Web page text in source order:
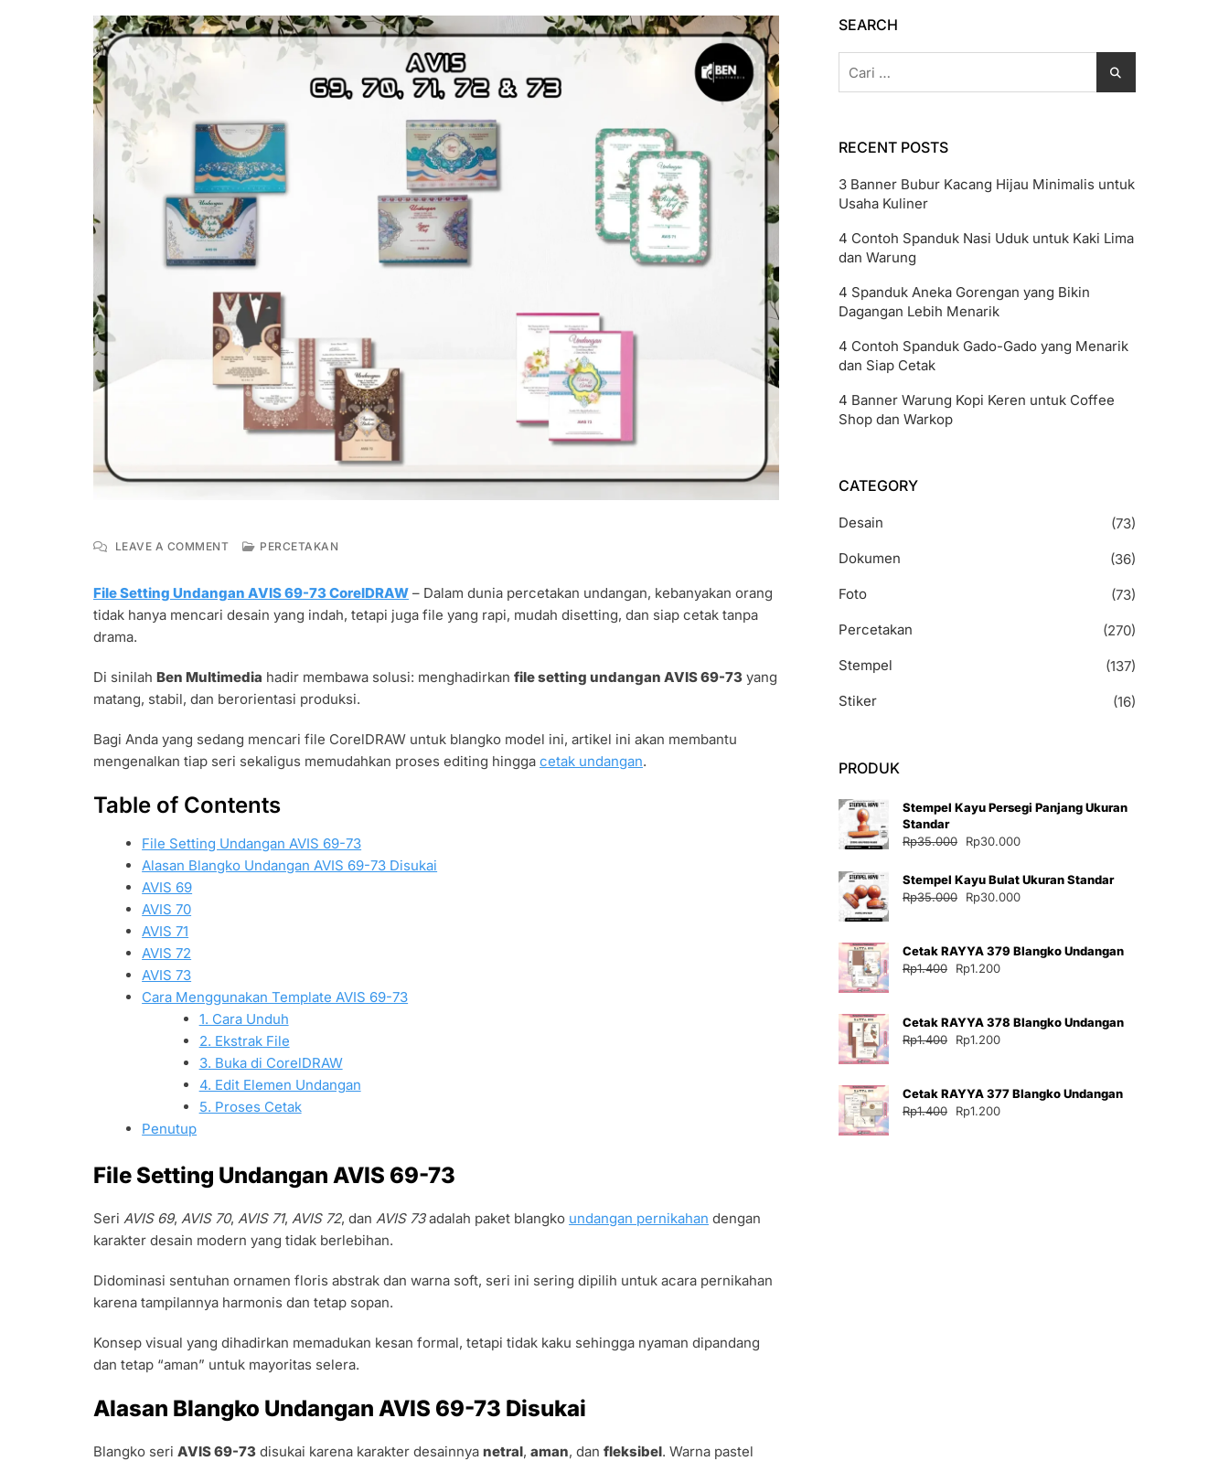
LEAVE A COMMENTON
UNDANGAN
AVIS
CORELDRAW
LENGKAP
PERCETAKAN
File Setting Undangan AVIS 69-73 CorelDRAW – Dalam dunia percetakan undangan, kebanyakan orang
tidak hanya mencari desain yang indah, tetapi juga file yang rapi, mudah disetting, dan siap cetak tanpa
drama.
Di sinilah Ben Multimedia hadir membawa solusi: menghadirkan file setting undangan AVIS 69-73 yang
matang, stabil, dan berorientasi produksi.
Bagi Anda yang sedang mencari file CorelDRAW untuk blangko model ini, artikel ini akan membantu
mengenalkan tiap seri sekaligus memudahkan proses editing hingga cetak undangan.
Table of Contents
File Setting Undangan AVIS 69-73
Alasan Blangko Undangan AVIS 69-73 Disukai
AVIS 69
AVIS 70
AVIS 71
AVIS 72
AVIS 73
Cara Menggunakan Template AVIS 69-73
1. Cara Unduh
2. Ekstrak File
3. Buka di CorelDRAW
4. Edit Elemen Undangan
5. Proses Cetak
Penutup
File Setting Undangan AVIS 69-73
Seri AVIS 69, AVIS 70, AVIS 71, AVIS 72, dan AVIS 73adalah paket blangko undangan pernikahan dengan
karakter desain modern yang tidak berlebihan.
Didominasi sentuhan ornamen floris abstrak dan warna soft, seri ini sering dipilih untuk acara pernikahan
karena tampilannya harmonis dan tetap sopan.
Konsep visual yang dihadirkan memadukan kesan formal, tetapi tidak kaku sehingga nyaman dipandang
dan tetap “aman” untuk mayoritas selera.
Alasan Blangko Undangan AVIS 69-73 Disukai
Blangko seri AVIS 69-73 disukai karena karakter desainnya netral, aman, dan fleksibel. Warna pastel
SEARCH
untuk:
RECENT POSTS
3 Banner Bubur Kacang Hijau Minimalis untuk
Usaha Kuliner
4 Contoh Spanduk Nasi Uduk untuk Kaki Lima
dan Warung
4 Spanduk Aneka Gorengan yang Bikin
Dagangan Lebih Menarik
4 Contoh Spanduk Gado-Gado yang Menarik
dan Siap Cetak
4 Banner Warung Kopi Keren untuk Coffee
Shop dan Warkop
CATEGORY
Desain
(73)
Dokumen
(36)
Foto
(73)
Percetakan
(270)
Stempel
(137)
Stiker
(16)
PRODUK
Stempel Kayu Persegi Panjang Ukuran
Standar
Rp35.000
Harga
adalah:
Rp35.000.
Rp30.000
ini
Stempel Kayu Bulat Ukuran Standar
Rp35.000
Harga
Rp35.000.
Rp30.000
adalah:
Cetak RAYYA 379 Blangko Undangan
Rp1.400
Harga
Rp1.400.
Rp1.200
adalah:
Cetak RAYYA 378 Blangko Undangan
Rp1.400
Harga
Rp1.400.
Rp1.200
adalah:
Cetak RAYYA 377 Blangko Undangan
Rp1.400
Harga
Rp1.200